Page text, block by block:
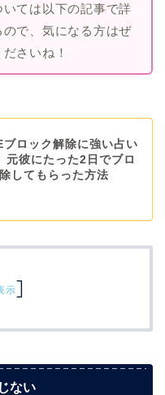
ては以下の記事で詳
ので、気になる方はぜ
さいね！
ブロック解除に強い占い
元彼にたった2日でブロ
してもらった方法
示]
ない